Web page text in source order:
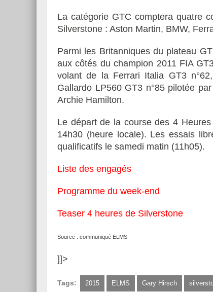
La catégorie GTC comptera quatre
Silverstone : Aston Martin, BMW,
Parmi les Britanniques du plateau
aux côtés du champion 2011 FIA
volant de la Ferrari Italia GT3
Gallardo LP560 GT3 n°85 pilotée
Archie Hamilton.
Le départ de la course des 4
14h30 (heure locale). Les essais
qualificatifs le samedi matin (11h05).
Liste des engagés
Programme du week-end
Teaser 4 heures de Silverstone
Source : communiqué ELMS
]]>
Tags: 2015 ELMS Gary Hirsch